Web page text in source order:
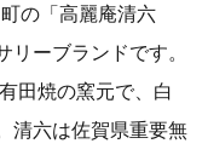
の「高麗庵清六
ーブランドです。
田焼の窯元で、白
清六は佐賀県重要無